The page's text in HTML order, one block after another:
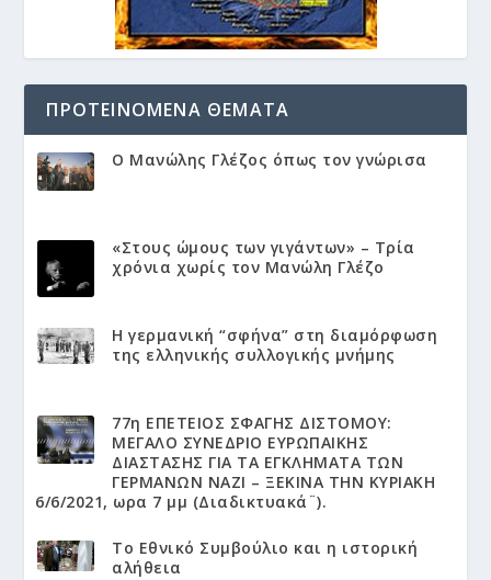
ΠΡΟΤΕΙΝΌΜΕΝΑ ΘΈΜΑΤΑ
Ο Μανώλης Γλέζος όπως τον γνώρισα
«Στους ώμους των γιγάντων» – Τρία
χρόνια χωρίς τον Μανώλη Γλέζο
Η γερμανική “σφήνα” στη διαμόρφωση
της ελληνικής συλλογικής μνήμης
77η ΕΠΕΤΕΙΟΣ ΣΦΑΓΗΣ ΔΙΣΤΟΜΟΥ:
ΜΕΓΑΛΟ ΣΥΝΕΔΡΙΟ ΕΥΡΩΠΑΙΚΗΣ
ΔΙΑΣΤΑΣΗΣ ΓΙΑ ΤΑ ΕΓΚΛΗΜΑΤΑ ΤΩΝ
ΓΕΡΜΑΝΩΝ ΝΑΖΙ – ΞΕΚΙΝΑ ΤΗΝ ΚΥΡΙΑΚΗ
6/6/2021, ωρα 7 μμ (Διαδικτυακά¨).
Το Εθνικό Συμβούλιο και η ιστορική
αλήθεια